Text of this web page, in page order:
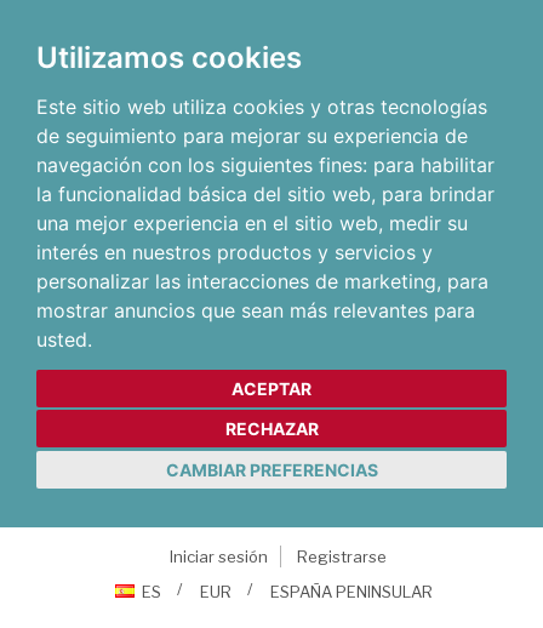
Utilizamos cookies
Este sitio web utiliza cookies y otras tecnologías
de seguimiento para mejorar su experiencia de
navegación con los siguientes fines: para habilitar
la funcionalidad básica del sitio web, para brindar
una mejor experiencia en el sitio web, medir su
interés en nuestros productos y servicios y
personalizar las interacciones de marketing, para
mostrar anuncios que sean más relevantes para
usted.
ACEPTAR
RECHAZAR
CAMBIAR PREFERENCIAS
Iniciar sesión
Registrarse
ES
EUR ESPAÑA PENINSULAR